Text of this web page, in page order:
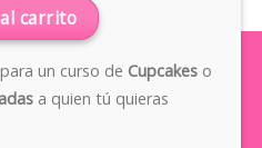
carrito
un curso de Cupcakeso
a quien tú quieras